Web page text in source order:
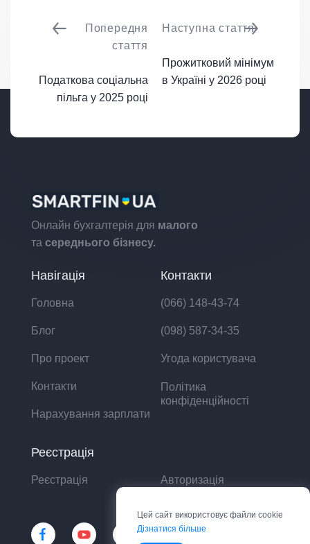
Попередня
стаття
Податкова соціальна
пільга у 2025 році
Наступна стаття
Прожитковий мінімум
в Україні у 2026 році
Онлайн бухгалтерія для малого
та середнього бізнесу.
Навігація
Головна
Блог
Про проект
Контакти
Нарахування зарплати
Контакти
(066) 148-43-74
(098) 587-34-35
Угода користувача
Політика
конфіденційності
Реєстрація
Реєстрація Авторизація
Цей сайт використовує файли cookie
Дізнатися більше